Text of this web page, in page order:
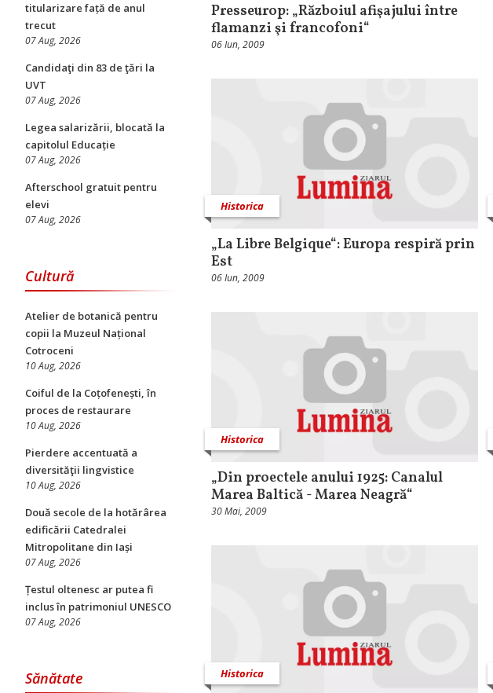
titularizare față de anul
trecut
07 Aug, 2026
Candidaţi din 83 de ţări la
UVT
07 Aug, 2026
Legea salarizării, blocată la
capitolul Educație
07 Aug, 2026
Afterschool gratuit pentru
elevi
07 Aug, 2026
Cultură
Atelier de botanică pentru
copii la Muzeul Național
Cotroceni
10 Aug, 2026
Coiful de la Coțofenești, în
proces de restaurare
10 Aug, 2026
Pierdere accentuată a
diversităţii lingvistice
10 Aug, 2026
Două secole de la hotărârea
edificării Catedralei
Mitropolitane din Iași
07 Aug, 2026
Țestul oltenesc ar putea fi
inclus în patrimoniul UNESCO
07 Aug, 2026
Sănătate
Presseurop: „Războiul afişajului între
flamanzi şi francofoni“
06 Iun, 2009
Historica
„La Libre Belgique“: Europa respiră prin
Est
06 Iun, 2009
Historica
„Din proectele anului 1925: Canalul
Marea Baltică - Marea Neagră“
30 Mai, 2009
Historica